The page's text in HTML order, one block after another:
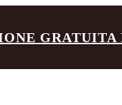
GRATUITA